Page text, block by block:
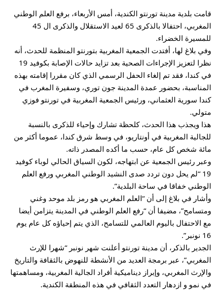
قامت بلدية مدينة تورنتو الكندية، أمس الأربعاء، برفع العلم الوطني
المغربي، احتفالا بالذكرى 65 لعيد الاستقلال والذكرى ال 45
للمسيرة الخضراء.
وفي بلاغ لها، أفتدت الجمعية المغربية بتورنتو المنظمة للحدث، أنه
نظرا لتعزيز الإجراءات الصحية بعد تزايد حالات الإصابة بكوفيد 19
في كندا، فقد تم إلغاء الحفل الرسمي الذي كان مقررا إقامته بهذه
المناسبة، بحضور عمدة المدينة جون توري، وسفيرة المغرب في
كندا سورية العثماني، ورئيس الجمعية المغربية في تورنتو فوزي
متولي.
هذا ويجذب هذا الحدث، كلحظة تشارك وإحياء للذكرى بالنسبة
للجالية المغربية في أونتاريو، في وسط شرق كندا، عموما أكثر من
مائة شخص كل عام، حسب ما أكده المصدر ذاته.
وعبر رئيس الجمعية عن ابتهاجه، لكون السياق الحالي لوباء كوفيد
19 “لم يحل دون تردد صدى النشيد الوطني المغربي ورفع العلم
الوطني خفاقا في ساحة البلدية”.
وأشار في بلاغ إلى أن “العلم المغربي هو رمز بلد موحد وغني
ومتسامح”، مضيفا أن “رفع العلم الوطني في المدينة يتزامن أيضا
مع الاحتفال باليوم العالمي للتسامح، الذي يتم إحياؤه كل عام يوم
16 نونبر”.
الجدير بالذكر، أن مدينة تورنتو أعلنت شهر نونبر “شهرا للإرث
المغربي”، عبر برمجة العديد من الأنشطة للنهوض بالثقافة والتاريخ
والإرث المغربي، وإبراز ديناميكية أفراد الجالية المغربية، ومساهمتها
في نمو و ازدهار التعدد الثقافي في هذه المنطقة الكندية.